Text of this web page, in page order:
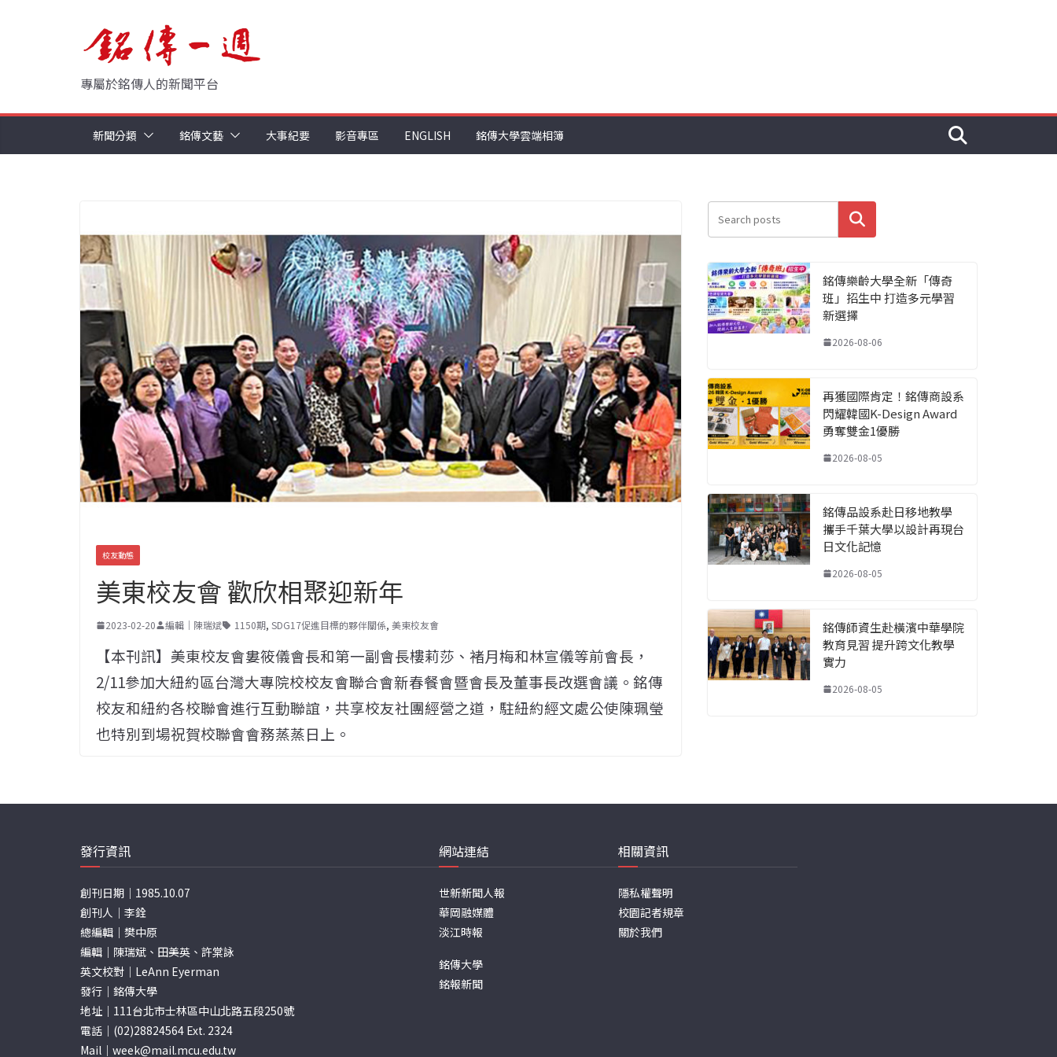
專屬於銘傳人的新聞平台
新聞分類 銘傳文藝 大事紀要 影音專區 ENGLISH 銘傳大學雲端相簿
校友動態
美東校友會 歡欣相聚迎新年
2023-02-20 編輯｜陳瑞斌 1150期, SDG17促進目標的夥伴關係, 美東校友會
【本刊訊】美東校友會婁筱儀會長和第一副會長樓莉莎、褚月梅和林宣儀等前會長，
2/11參加大紐約區台灣大專院校校友會聯合會新春餐會暨會長及董事長改選會議。銘傳
校友和紐約各校聯會進行互動聯誼，共享校友社團經營之道，駐紐約經文處公使陳珮瑩
也特別到場祝賀校聯會會務蒸蒸日上。
搜尋
銘傳樂齡大學全新「傳奇
班」招生中 打造多元學習
新選擇
2026-08-06
再獲國際肯定！銘傳商設系
閃耀韓國K-Design Award
勇奪雙金1優勝
2026-08-05
銘傳品設系赴日移地教學
攜手千葉大學以設計再現台
日文化記憶
2026-08-05
銘傳師資生赴橫濱中華學院
教育見習 提升跨文化教學
實力
2026-08-05
發行資訊
創刊日期｜1985.10.07
創刊人｜李銓
總編輯｜樊中原
編輯｜陳瑞斌、田美英、許棠詠
英文校對｜LeAnn Eyerman
發行｜銘傳大學
地址｜111台北市士林區中山北路五段250號
電話｜(02)28824564 Ext. 2324
Mail｜ week@mail.mcu.edu.tw
網站連結
世新新聞人報
華岡融媒體
淡江時報
銘傳大學
銘報新聞
相關資訊
隱私權聲明
校園記者規章
關於我們